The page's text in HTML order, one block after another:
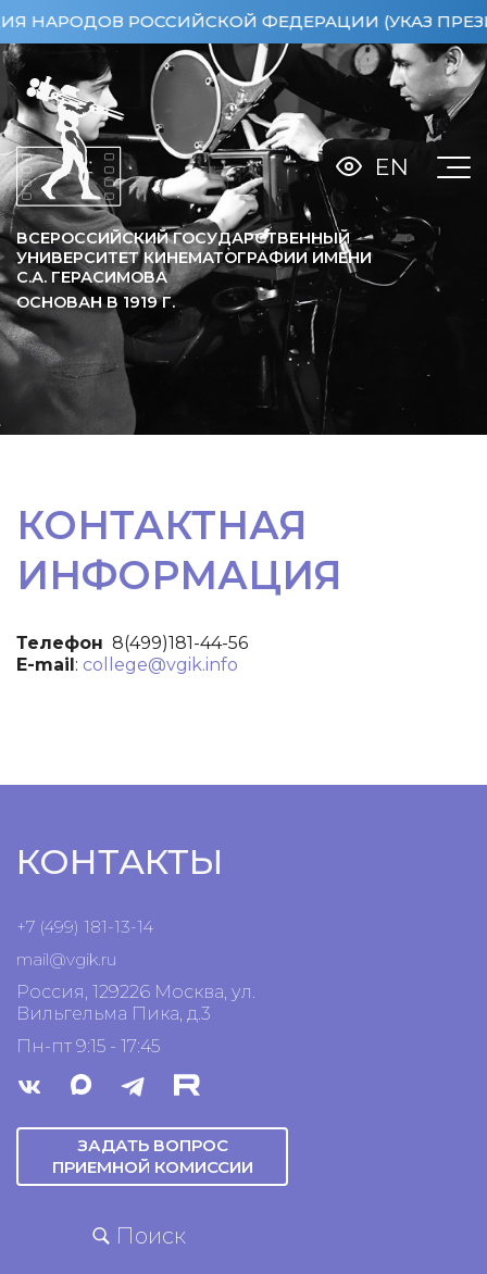
РОССИЙСКОЙ ФЕДЕРАЦИИ (УКАЗ
ВСЕРОССИЙСКИЙ ГОСУДАРСТВЕННЫЙ
УНИВЕРСИТЕТ КИНЕМАТОГРАФИИ ИМЕНИ
С.А. ГЕРАСИМОВА
ОСНОВАН В 1919Г.
EN
КОНТАКТНАЯ
ИНФОРМАЦИЯ
Телефон 8(499)181-44-56
E-mail: college@vgik.info
КОНТАКТЫ
+7 (499) 181-13-14
mail@vgik.ru
Россия, 129226 Москва, ул.
Вильгельма Пика, д.3
Пн-пт 9:15 - 17:45
ЗАДАТЬ ВОПРОС
ПРИЕМНОЙ КОМИССИИ
Поиск